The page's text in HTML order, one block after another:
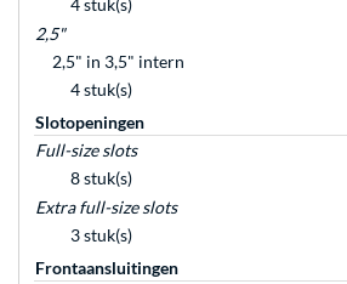
4 stuk(s)
2,5"
2,5" in 3,5" intern
4 stuk(s)
Slotopeningen
Full-size slots
8 stuk(s)
Extra full-size slots
3 stuk(s)
Frontaansluitingen